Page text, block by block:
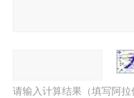
请输入计算结果（填写阿